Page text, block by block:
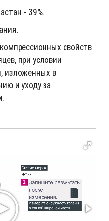
- 39%.
свойств
при условии
изложенных в
и уходу за